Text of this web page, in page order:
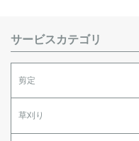
サービスカテゴリ
剪定
草刈り